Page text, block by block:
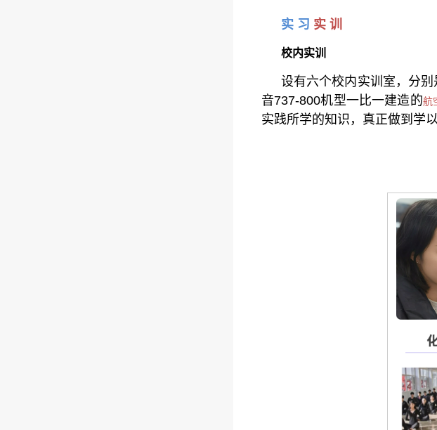
实 习 实 训
校内实训
设有六个校内实训室，分别
音737-800机型一比一建造的航
实践所学的知识，真正做到学以